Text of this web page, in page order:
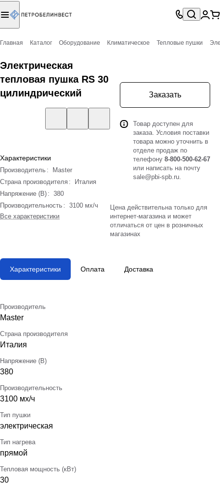
Главная Каталог Оборудование Климатическое Тепловые пушки
Электрическая
тепловая пушка RS 30
цилиндрический
Характеристики
Производитель :
Master
Страна производителя :
Италия
Напряжение (В) : 380
Производительность : 3100 мх/ч
Все характеристики
Заказать
Товар доступен для
заказа. Условия поставки
товара можно уточнить в
отделе продаж по
телефону 8-800-500-62-67
или написать на почту
sale@pbi-spb.ru.
Цена действительна только для
интернет-магазина и может
отличаться от цен в розничных
магазинах
Характеристики Оплата Доставка
Производитель
Master
Страна производителя
Италия
Напряжение (В)
380
Производительность
3100 мх/ч
Тип пушки
электрическая
Тип нагрева
прямой
Тепловая мощность (кВт)
30